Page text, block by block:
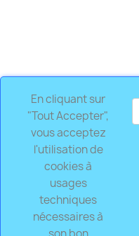
En cliquant sur
"Tout Accepter",
vous acceptez
l'utilisation de
cookies à
usages
techniques
nécessaires à